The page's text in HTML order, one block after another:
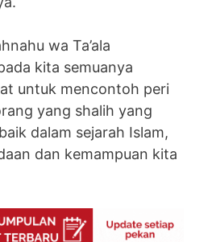
wa Ta’ala
kita semuanya
untuk mencontoh peri
yang shalih yang
dalam sejarah Islam,
dan kemampuan kita